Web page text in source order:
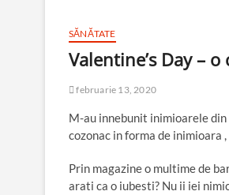
SĂNĂTATE
Valentine’s Day –
februarie 13, 2020
M-au innebunit inimioarele
cozonac in forma de inimioara
Prin magazine o multime de
arati ca o iubesti? Nu ii iei